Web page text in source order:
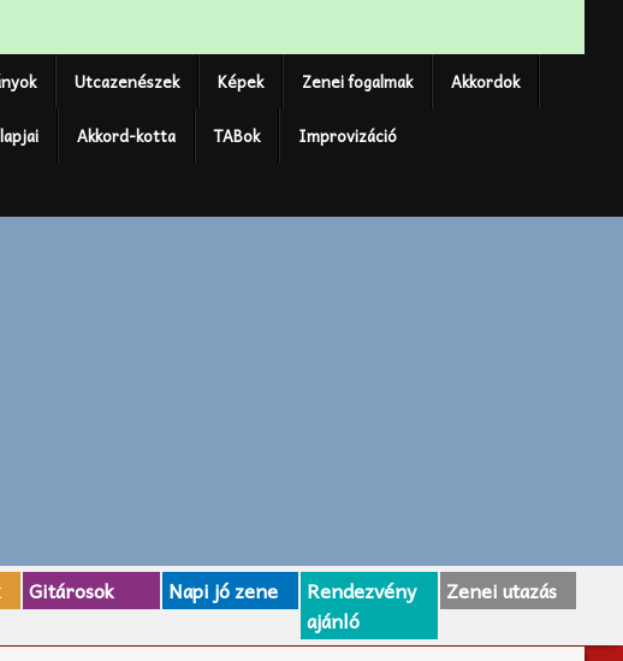
Utcazenészek Képek Zenei fogalmak Akkordok
Akkord-kotta TABok Improvizáció
Gitárosok Napi jó zene
Rendezvény
ajánló
Zenei utazás